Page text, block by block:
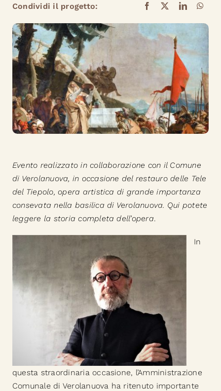
Condividi il progetto:
Evento realizzato in collaborazione con il Comune
di Verolanuova, in occasione del restauro delle Tele
del Tiepolo, opera artistica di grande importanza
consevata nella basilica di Verolanuova. Qui potete
leggere la storia completa dell’opera.
In
questa straordinaria occasione, l’Amministrazione
Comunale di Verolanuova ha ritenuto importante